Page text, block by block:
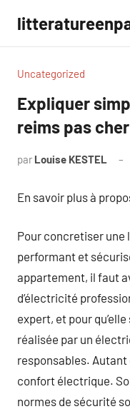
contenu
Uncategorized
Expliquer
reims pas cher
par Louise KESTEL
En savoir plus à
Pour concretiser une
performant et
appartement, il faut
d’électricité
expert, et pour
réalisée par un
responsables. Autant
confort électrique.
normes de sécurité